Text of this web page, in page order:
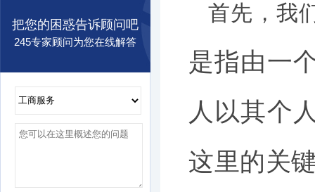
把您的困惑告诉顾问吧
245专家顾问为您在线解答
首先，我
是指由一
人以其个
这里的关